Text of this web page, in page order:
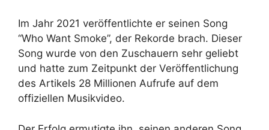
Im Jahr 2021 veröffentlichte er seinen Song
“Who Want Smoke”, der Rekorde brach. Dieser
Song wurde von den Zuschauern sehr geliebt
und hatte zum Zeitpunkt der Veröffentlichung
des Artikels 28 Millionen Aufrufe auf dem
offiziellen Musikvideo.